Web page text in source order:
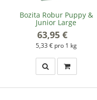
Bozita Robur Puppy &
Junior Large
63,95 €
5,33 € pro 1 kg